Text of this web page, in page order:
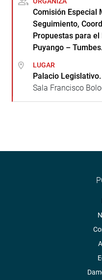
Comisión Especial
Seguimiento,
Propuestas para
Puyango –
LUGAR
Palacio Legislativo.
Sala Francisco